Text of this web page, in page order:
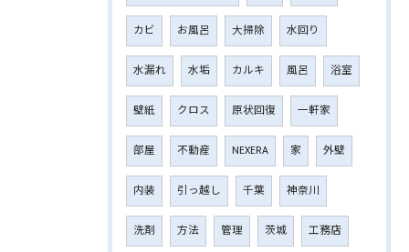
カビ お風呂 大掃除 水回り
水漏れ 水垢 カルキ 風呂 浴室
壁紙 クロス 原状回復 一軒家
部屋 不動産 NEXERA 家 外壁
内装 引っ越し 千葉 神奈川
洗剤 方法 管理 茨城 工務店